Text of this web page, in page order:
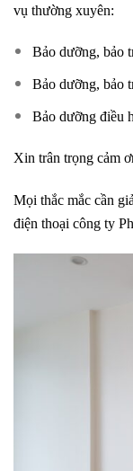
vụ thường xuyên:
Bảo dưỡng, bảo
Bảo dưỡng, bảo
Bảo dưỡng điều
Xin trân trọng cảm
Mọi thắc mắc cần
điện thoại công ty